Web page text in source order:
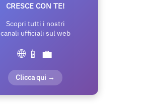
CRESCE CON TE!
Scopri tutti i nostri
canali ufficiali sul web
🌐 📱 💼
Clicca qui →